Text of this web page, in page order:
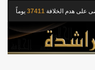
على هدم الخلافة 37411 يوماً